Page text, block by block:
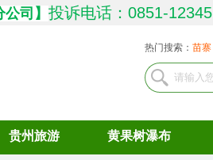
司 】 投诉电话：0851-12345
热门搜索： 苗寨
贵州旅游 黄果树瀑布